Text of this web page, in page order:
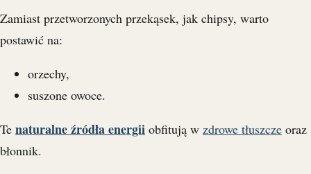
Zamiast przetworzonych przekąsek, jak chipsy, warto
postawić na:
orzechy,
suszone owoce.
Te naturalne źródła energii obfitują w zdrowe tłuszcze oraz
błonnik.